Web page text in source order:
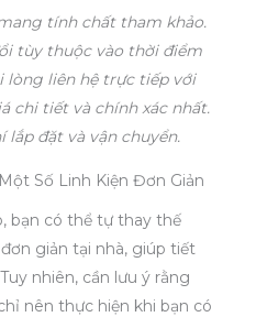
tính chất tham khảo.
tùy thuộc vào thời điểm
lòng liên hệ trực tiếp với
chi tiết và chính xác nhất.
lắp đặt và vận chuyển.
Số Linh Kiện Đơn Giản
bạn có thể tự thay thế
đơn giản tại nhà, giúp tiết
nhiên, cần lưu ý rằng
nên thực hiện khi bạn có